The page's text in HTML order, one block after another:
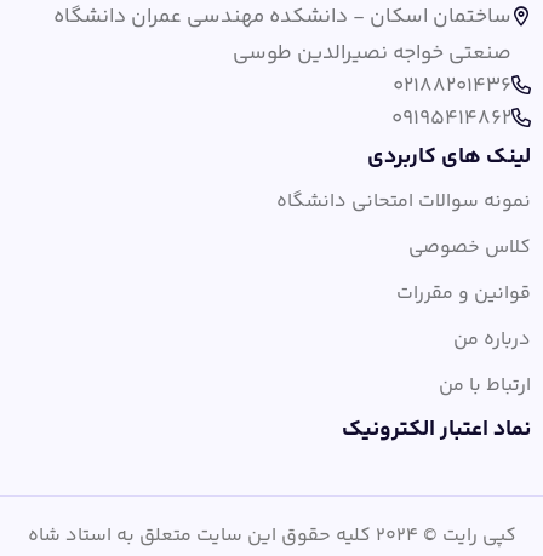
ساختمان اسکان - دانشکده مهندسی عمران دانشگاه
صنعتی خواجه نصیرالدین طوسی
02188201436
09195414862
لینک های کاربردی
نمونه سوالات امتحانی دانشگاه
کلاس خصوصی
قوانین و مقررات
درباره من
ارتباط با من
نماد اعتبار الکترونیک
کپی رایت © 2024 کلیه حقوق این سایت متعلق به استاد شاه